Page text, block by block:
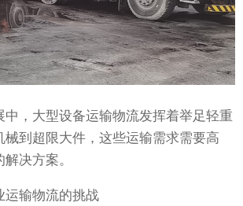
中，大型设备运输物流发挥着举足轻重
械到超限大件，这些运输需求需要高
决方案。
运输物流的挑战